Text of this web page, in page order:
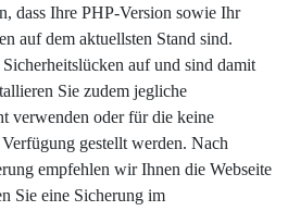
dass Ihre PHP-Version sowie Ihr
auf dem aktuellsten Stand sind.
auf und sind damit
Sie zudem jegliche
verwenden oder für die keine
gestellt werden. Nach
empfehlen wir Ihnen die Webseite
Sie eine Sicherung im